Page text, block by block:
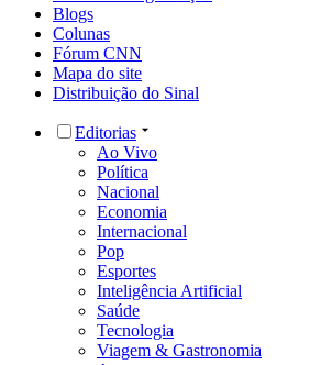
Blogs
Colunas
Fórum CNN
Mapa do site
Distribuição do Sinal
Editorias
Ao Vivo
Política
Nacional
Economia
Internacional
Pop
Esportes
Inteligência Artificial
Saúde
Tecnologia
Viagem & Gastronomia